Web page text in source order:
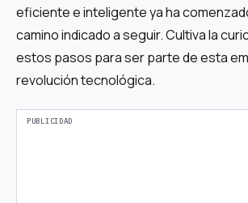
eficiente e inteligente ya ha
camino indicado a seguir. Cultiva la
estos pasos para ser parte de esta
revolución tecnológica.